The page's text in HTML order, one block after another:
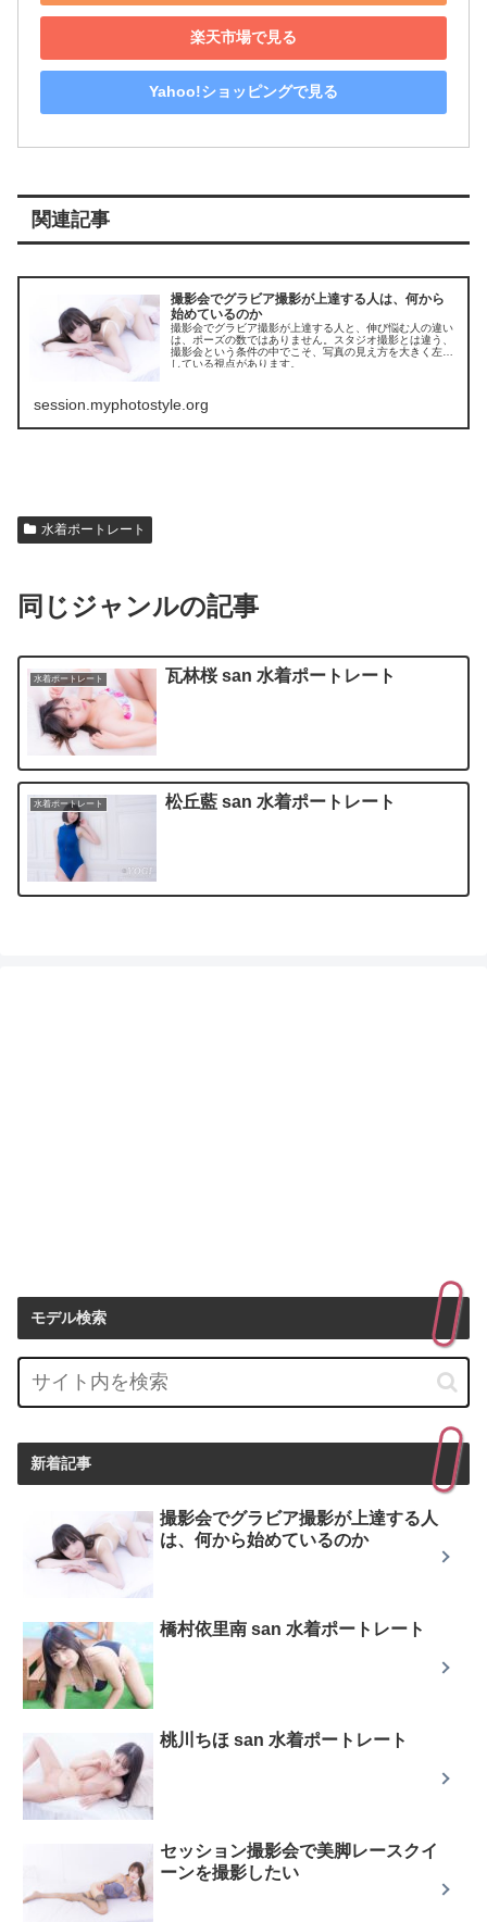
楽天市場で見る
Yahoo!ショッピングで見る
関連記事
撮影会でグラビア撮影が上達する人は、何から
始めているのか
撮影会でグラビア撮影が上達する人と、伸び悩む人の違い
は、ポーズの数ではありません。スタジオ撮影とは違う、
撮影会という条件の中でこそ、写真の見え方を大きく左右
している視点があります。
session.myphotostyle.org
水着ポートレート
同じジャンルの記事
水着ポートレート 瓦林桜 san 水着ポートレート
水着ポートレート 松丘藍 san 水着ポートレート
モデル検索
新着記事
撮影会でグラビア撮影が上達する人
は、何から始めているのか
橋村依里南 san 水着ポートレート
桃川ちほ san 水着ポートレート
セッション撮影会で美脚レースクイ
ーンを撮影したい